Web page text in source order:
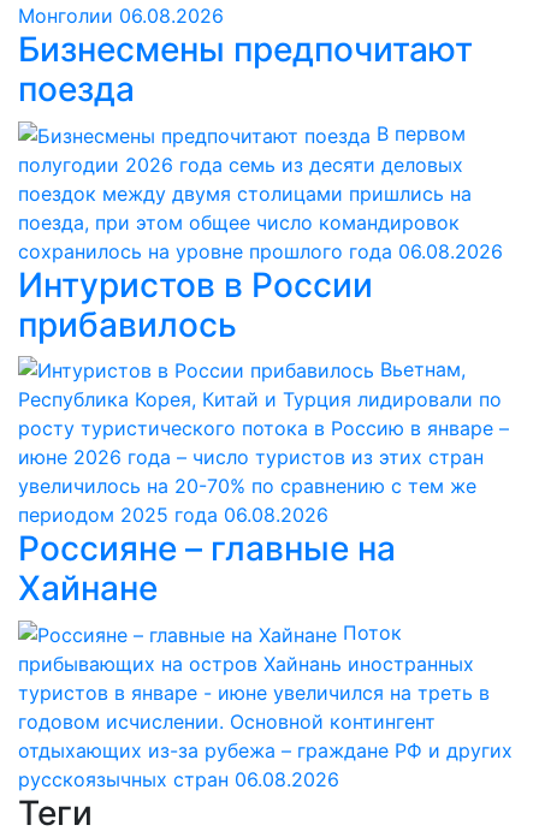
Монголии 06.08.2026
Бизнесмены предпочитают
поезда
В первом
полугодии 2026 года семь из десяти деловых
поездок между двумя столицами пришлись на
поезда, при этом общее число командировок
сохранилось на уровне прошлого года 06.08.2026
Интуристов в России
прибавилось
Вьетнам,
Республика Корея, Китай и Турция лидировали по
росту туристического потока в Россию в январе –
июне 2026 года – число туристов из этих стран
увеличилось на 20-70% по сравнению с тем же
периодом 2025 года 06.08.2026
Россияне – главные на
Хайнане
Поток
прибывающих на остров Хайнань иностранных
туристов в январе - июне увеличился на треть в
годовом исчислении. Основной контингент
отдыхающих из-за рубежа – граждане РФ и других
русскоязычных стран 06.08.2026
Теги